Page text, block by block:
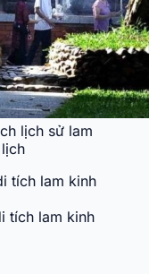
lịch sử lam
tích lam kinh